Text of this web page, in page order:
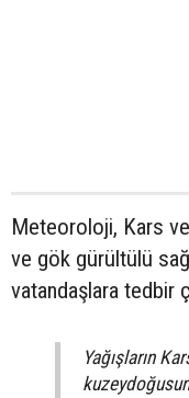
Meteoroloji, Kars
ve gök gürültülü
vatandaşlara tedbir
Yağışların